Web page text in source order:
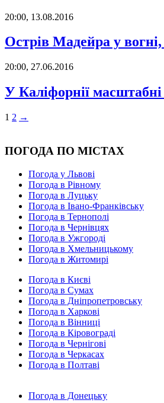
20:00, 13.08.2016
Острів Мадейра у
20:00, 27.06.2016
У Каліфорнії
1 2 →
ПОГОДА ПО МІСТАХ
Погода у Львові
Погода в Рівному
Погода в Луцьку
Погода в Івано-Франківську
Погода в Тернополі
Погода в Чернівцях
Погода в Ужгороді
Погода в Хмельницькому
Погода в Житомирі
Погода в Києві
Погода в Сумах
Погода в Дніпропетровську
Погода в Харкові
Погода в Вінниці
Погода в Кіровограді
Погода в Чернігові
Погода в Черкасах
Погода в Полтаві
Погода в Донецьку